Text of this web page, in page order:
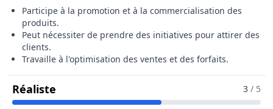
Participe à la promotion et à la commercialisation des
produits.
Peut nécessiter de prendre des initiatives pour attirer des
clients.
Travaille à l'optimisation des ventes et des forfaits.
Réaliste Pour Le Métier De Assistant / 3 / 5